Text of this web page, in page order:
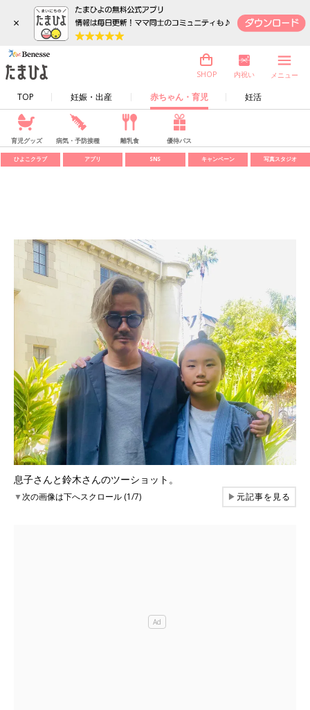
×
TOP 妊娠・出産 赤ちゃん・育児 妊活
SHOP 内祝い メニュー
育児グッズ 病気・予防接種 離乳食 優待パス
ひよこクラブ アプリ SNS キャンペーン 写真スタジオ
息子さんと鈴木さんのツーショット。
▼次の画像は下へスクロール (1/7) ▶元記事を見る